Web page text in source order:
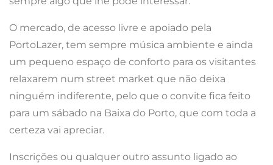
O mercado, de acesso livre e apoiado pela
PortoLazer, tem sempre música ambiente e ainda
um pequeno espaço de conforto para os visitantes
relaxarem num street market que não deixa
ninguém indiferente, pelo que o convite fica feito
para um sábado na Baixa do Porto, que com toda a
certeza vai apreciar.
Inscrições ou qualquer outro assunto ligado ao